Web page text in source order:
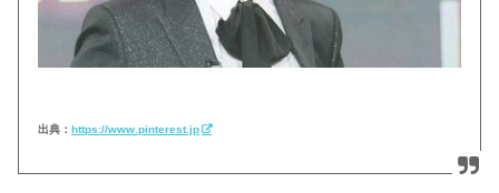
出典：https://www.pinterest.jp